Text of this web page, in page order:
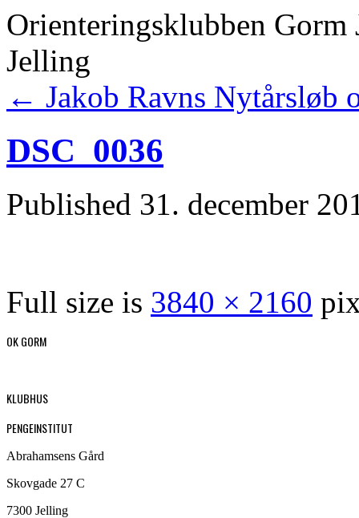
Orienteringsklubben
Jelling
← Jakob Ravns Nytårsløb
DSC_0036
Published 31. december
Full size is 3840 × 2160
OK GORM
KLUBHUS
PENGEINSTITUT
Abrahamsens Gård
Skovgade 27 C
7300 Jelling